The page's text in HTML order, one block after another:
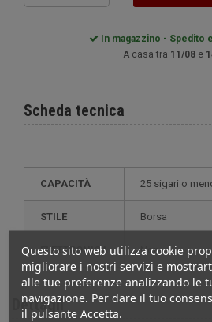
Questo sito web utilizza cookie
migliorare i nostri servizi e
alle tue preferenze analizzando le
navigazione. Per dare il tuo
il pulsante Accetta.
In magazzino - Spedito
A casa tra 11/08e
Scheda tecnica
CAPACITÀ 25 sigari o
STILE borsa
ELETTRONICA non
Dettagli